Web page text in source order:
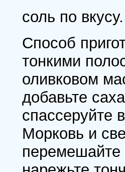
соль по вкусу.
Способ
тонкими
оливковом
добавьте
спассеруйте
Морковь и
перемешайте